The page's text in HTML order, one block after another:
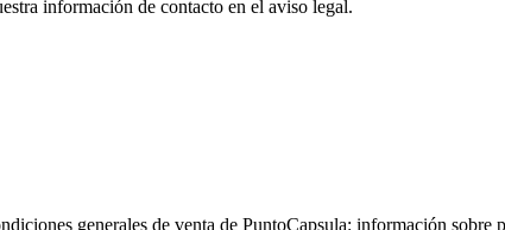
información de contacto en el aviso legal.
generales de venta de PuntoCapsula: información